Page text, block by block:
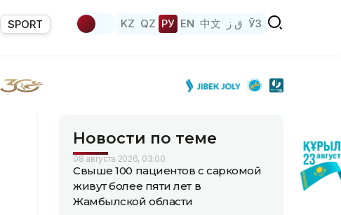
SPORT KZ QZ РУ EN 中文 ق ز ЎЗ
Новости по теме
08 августа 2026, 03:00
Свыше 100 пациентов с саркомой
живут более пяти лет в
Жамбылской области